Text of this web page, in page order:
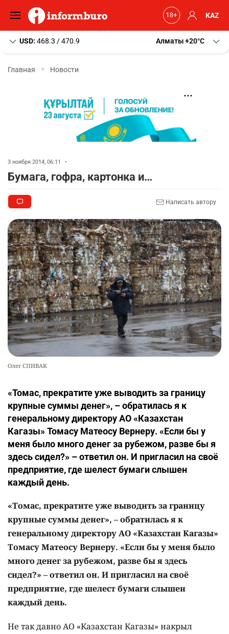
KAZ
USD: 468.3 / 470.9 Алматы+20 C
Главная Новости
3 ноября 2014, 06:11 •
Бумага, гофра, картонка и…
Написать автору
Олег СПИВАК
«Томас, прекратите уже выводить за границу
крупные суммы денег», – обратилась я к
генеральному директору АО «Казахстан
Кагазы» Томасу Матеосу Вернеру. «Если бы у
меня было много денег за рубежом, разве бы я
здесь сидел?» – ответил он. И пригласил на своё
предприятие, где шелест бумаги слышен
каждый день.
«Томас, прекратите уже выводить за границу
крупные суммы денег», – обратилась я к
генеральному директору АО «Казахстан Кагазы»
Томасу Матеосу Вернеру. «Если бы у меня было
много денег за рубежом, разве бы я здесь
сидел?» – ответил он. И пригласил на своё
предприятие, где шелест бумаги слышен
каждый день.
Не так давно АО «Казахстан Кагазы» накрыл